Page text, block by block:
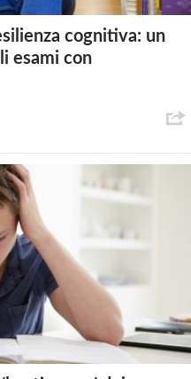
cognitiva: un
esami con